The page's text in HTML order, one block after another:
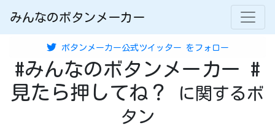
みんなのボタンメーカー
ボタンメーカー公式ツイッター をフォロー
#みんなのボタンメーカー #
見たら押してね？
に関するボ
タン